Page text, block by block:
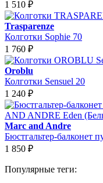
1 510 ₽
Trasparenze
Колготки Sophie 70
1 760 ₽
Oroblu
Колготки Sensuel 20
1 240 ₽
Marc and Andre
Бюстгальтер-балконет
1 850 ₽
Популярные теги: